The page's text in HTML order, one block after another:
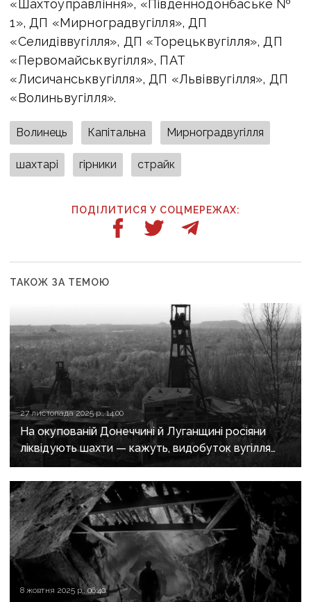
«Шахтоуправління», «Південнодонбаське №
1», ДП «Мирноградвугілля», ДП
«Селидіввугілля», ДП «Торецьквугілля», ДП
«Первомайськвугілля», ПАТ
«Лисичанськвугілля», ДП «Львіввугілля», ДП
«Волиньвугілля».
Волинець Капітальна Мирноградвугілля
шахтарі гірники страйк
ПОДІЛИТИСЯ У СОЦМЕРЕЖАХ:
ТАКОЖ ЗА ТЕМОЮ
27 листопада 2025 р., 14:00
На окупованій Донеччині й Луганщині росіяни
ліквідують шахти — кажуть, видобуток вугілля
«економічно невигідний»
8 жовтня 2025 р., 06:40